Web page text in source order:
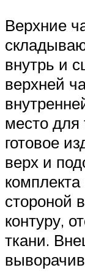
Верхние
внутрь и
верхней
место для
готовое
верх и
стороной
контуру,
ткани.